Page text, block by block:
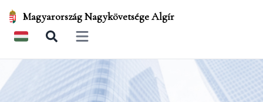
Magyarország Nagykövetsége Algír
Open main menu